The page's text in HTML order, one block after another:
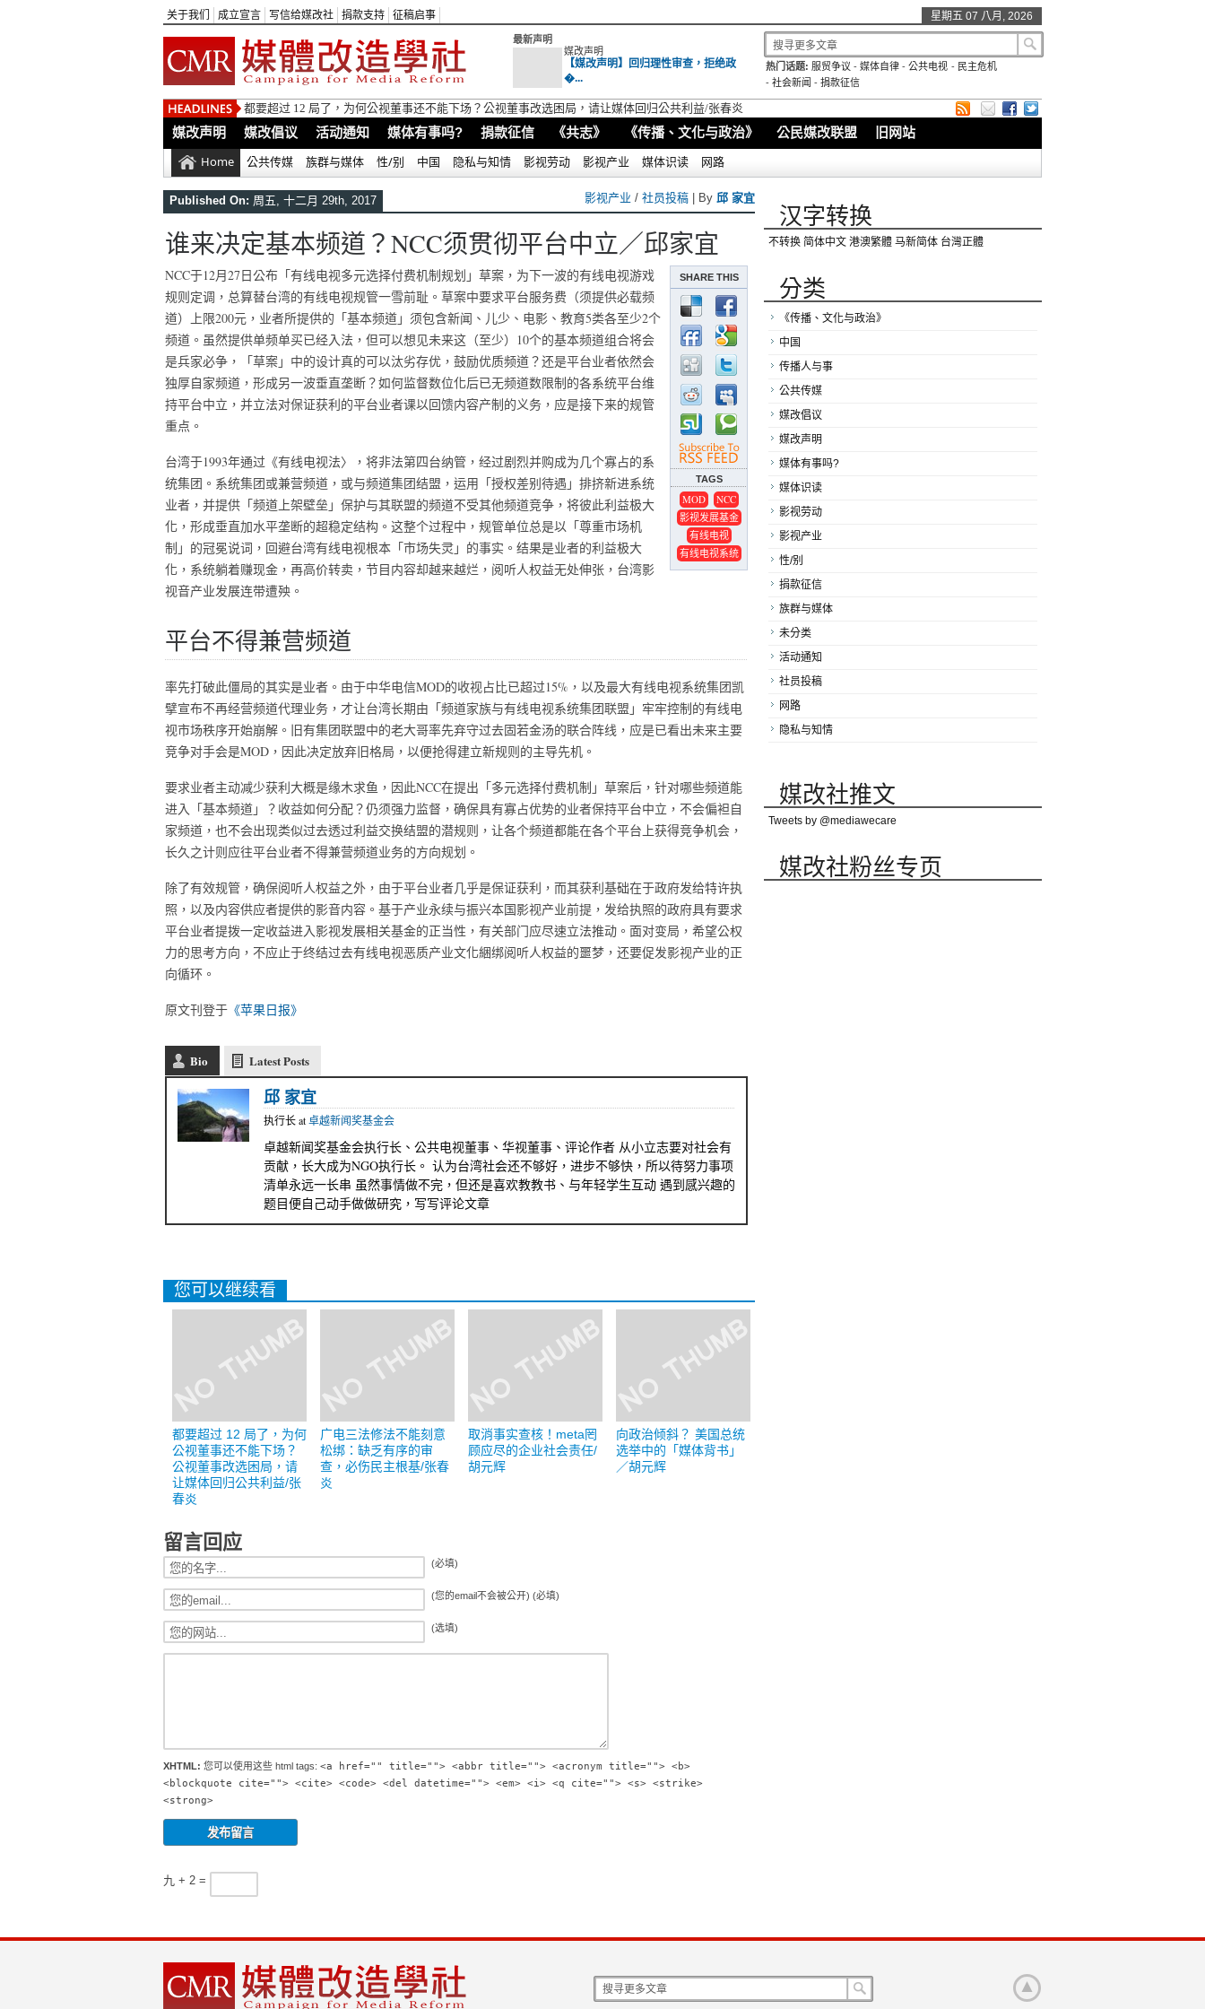
关于我们 成立宣言 写信给媒改社 捐款支持 征稿启事 星期五 07 八月, 2026
最新声明
媒改声明
【媒改声明】回归理性审查，拒绝政
�...
热门话题: 服贸争议 -媒体自律 -公共电视 - 民主危机
- 社会新闻 - 捐款征信
都要超过 12 局了，为何公视董事还不能下场？公视董事改选困局，请让媒体回归公共利益/张春炎
媒改声明 媒改倡议 活动通知 媒体有事吗? 捐款征信 《共志》 《传播、文化与政治》 公民媒改联盟 旧网站
Home 公共传媒 族群与媒体 性/别 中国 隐私与知情 影视劳动 影视产业 媒体识读 网路
Published On: 周五, 十二月 29th, 2017 影视产业 / 社员投稿 | By 邱 家宜
谁来决定基本频道？NCC须贯彻平台中立／邱家宜
SHARE THIS
TAGS
MOD
NCC
影视发展基金
有线电视
有线电视系统
NCC于12月27日公布「有线电视多元选择付费机制规划」草案，为下一波的有线电视游戏
规则定调，总算替台湾的有线电视规管一雪前耻。草案中要求平台服务费（须提供必载频
道）上限200元，业者所提供的「基本频道」须包含新闻、儿少、电影、教育5类各至少2个
频道。虽然提供单频单买已经入法，但可以想见未来这（至少）10个的基本频道组合将会
是兵家必争，「草案」中的设计真的可以汰劣存优，鼓励优质频道？还是平台业者依然会
独厚自家频道，形成另一波垂直垄断？如何监督数位化后已无频道数限制的各系统平台维
持平台中立，并立法对保证获利的平台业者课以回馈内容产制的义务，应是接下来的规管
重点。
台湾于1993年通过《有线电视法〉，将非法第四台纳管，经过剧烈并购成为几个寡占的系
统集团。系统集团或兼营频道，或与频道集团结盟，运用「授权差别待遇」排挤新进系统
业者，并提供「频道上架壁垒」保护与其联盟的频道不受其他频道竞争，将彼此利益极大
化，形成垂直加水平垄断的超稳定结构。这整个过程中，规管单位总是以「尊重市场机
制」的冠冕说词，回避台湾有线电视根本「市场失灵」的事实。结果是业者的利益极大
化，系统躺着赚现金，再高价转卖，节目内容却越来越烂，阅听人权益无处伸张，台湾影
视音产业发展连带遭殃。
平台不得兼营频道
率先打破此僵局的其实是业者。由于中华电信MOD的收视占比已超过15%，以及最大有线电视系统集团凯
擘宣布不再经营频道代理业务，才让台湾长期由「频道家族与有线电视系统集团联盟」牢牢控制的有线电
视市场秩序开始崩解。旧有集团联盟中的老大哥率先弃守过去固若金汤的联合阵线，应是已看出未来主要
竞争对手会是MOD，因此决定放弃旧格局，以便抢得建立新规则的主导先机。
要求业者主动减少获利大概是缘木求鱼，因此NCC在提出「多元选择付费机制」草案后，针对哪些频道能
进入「基本频道」？收益如何分配？仍须强力监督，确保具有寡占优势的业者保持平台中立，不会偏袒自
家频道，也不会出现类似过去透过利益交换结盟的潜规则，让各个频道都能在各个平台上获得竞争机会，
长久之计则应往平台业者不得兼营频道业务的方向规划。
除了有效规管，确保阅听人权益之外，由于平台业者几乎是保证获利，而其获利基础在于政府发给特许执
照，以及内容供应者提供的影音内容。基于产业永续与振兴本国影视产业前提，发给执照的政府具有要求
平台业者提拨一定收益进入影视发展相关基金的正当性，有关部门应尽速立法推动。面对变局，希望公权
力的思考方向，不应止于终结过去有线电视恶质产业文化綑绑阅听人权益的噩梦，还要促发影视产业的正
向循环。
原文刊登于 《苹果日报》
Bio Latest Posts
邱 家宜
执行长at卓越新闻奖基金会
卓越新闻奖基金会执行长、公共电视董事、华视董事、评论作者 从小立志要对社会有
贡献，长大成为NGO执行长。 认为台湾社会还不够好，进步不够快，所以待努力事项
清单永远一长串 虽然事情做不完，但还是喜欢教教书、与年轻学生互动 遇到感兴趣的
题目便自己动手做做研究，写写评论文章
您可以继续看
都要超过 12 局了，为何
公视董事还不能下场？
公视董事改选困局，请
让媒体回归公共利益/张
春炎
广电三法修法不能刻意
松绑：缺乏有序的审
查，必伤民主根基/张春
炎
取消事实查核！meta罔
顾应尽的企业社会责任/
胡元辉
向政治倾斜？ 美国总统
选举中的「媒体背书」
／胡元辉
留言回应
(必填)
(您的email不会被公开) (必填)
(选填)
XHTML: 您可以使用这些 html tags: <a href="" title=""> <abbr title=""> <acronym title=""> <b>
<blockquote cite=""> <cite> <code> <del datetime=""> <em> <i> <q cite=""> <s> <strike>
<strong>
九 + 2 =
汉字转换
不转换 简体中文 港澳繁體 马新简体 台灣正體
分类
《传播、文化与政治》
中国
传播人与事
公共传媒
媒改倡议
媒改声明
媒体有事吗?
媒体识读
影视劳动
影视产业
性/别
捐款征信
族群与媒体
未分类
活动通知
社员投稿
网路
隐私与知情
媒改社推文
Tweets by @mediawecare
媒改社粉丝专页